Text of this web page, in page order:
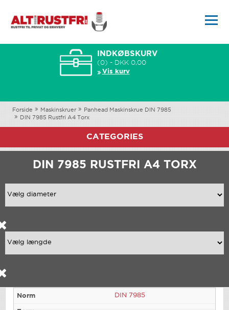
INDKØBSKURV
(0) - DKK 0,00
Vis kurv
Forside Maskinskruer
Panhead Maskinskrue DIN 7985
DIN 7985 Rustfri A4 Torx
CATEGORIES
DIN 7985 RUSTFRI A4 TORX
DIN 7985